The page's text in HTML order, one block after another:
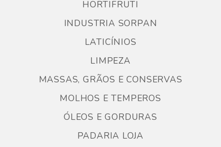
HORTIFRUTI
INDUSTRIA SORPAN
LATICÍNIOS
LIMPEZA
MASSAS, GRÃOS E CONSERVAS
MOLHOS E TEMPEROS
ÓLEOS E GORDURAS
PADARIA LOJA